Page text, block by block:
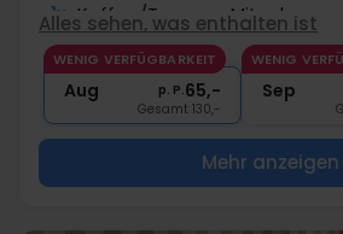
1x Kaffee/Tee zum Mitnehmen
∞ Gratis Parken am Hotel
∞ Gratis Internet
Alles sehen, was enthalten ist
WENIG VERFÜGBARKEIT
Aug p. P.65,-
Gesamt 130,-
WENIG
Sep
Mehr anzeigen